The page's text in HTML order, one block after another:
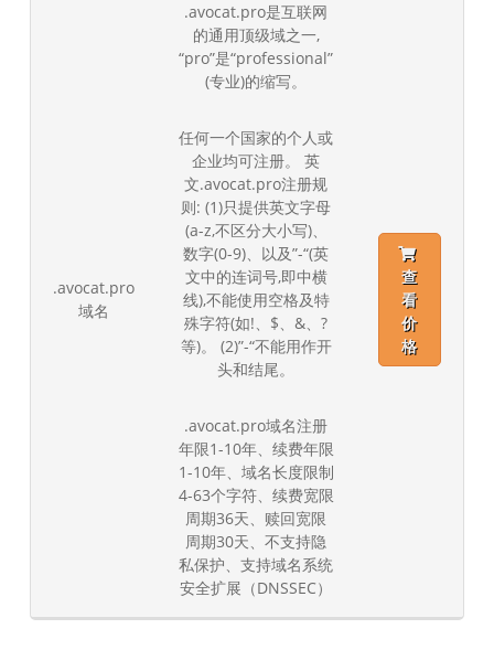
.avocat.pro
域名
.avocat.pro是互联网
的通用顶级域之一,
“pro”是“professional”
(专业)的缩写。
任何一个国家的个人或
企业均可注册。 英
文.avocat.pro注册规
则: (1)只提供英文字母
(a-z,不区分大小写)、
数字(0-9)、以及”-“(英
文中的连词号,即中横
线),不能使用空格及特
殊字符(如!、$、&、?
等)。 (2)”-“不能用作开
头和结尾。
.avocat.pro域名注册
年限1-10年、续费年限
1-10年、域名长度限制
4-63个字符、续费宽限
周期36天、赎回宽限
周期30天、不支持隐
私保护、支持域名系统
安全扩展（DNSSEC）
查
看
价
格